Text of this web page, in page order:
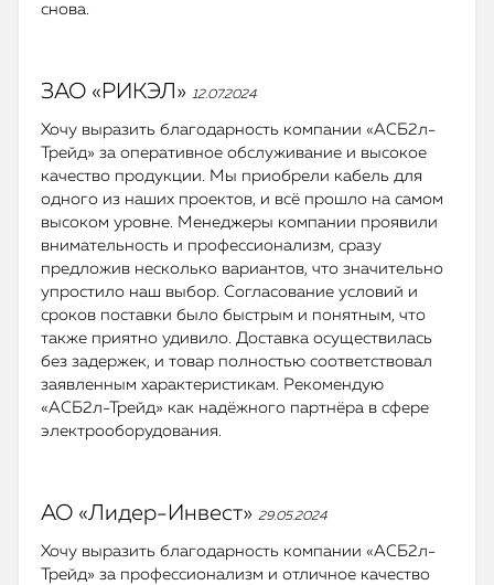
снова.
ЗАО «РИКЭЛ» 12.07.2024
Хочу выразить благодарность компании «АСБ2л-
Трейд» за оперативное обслуживание и высокое
качество продукции. Мы приобрели кабель для
одного из наших проектов, и всё прошло на самом
высоком уровне. Менеджеры компании проявили
внимательность и профессионализм, сразу
предложив несколько вариантов, что значительно
упростило наш выбор. Согласование условий и
сроков поставки было быстрым и понятным, что
также приятно удивило. Доставка осуществилась
без задержек, и товар полностью соответствовал
заявленным характеристикам. Рекомендую
«АСБ2л-Трейд» как надёжного партнёра в сфере
электрооборудования.
АО «Лидер-Инвест» 29.05.2024
Хочу выразить благодарность компании «АСБ2л-
Трейд» за профессионализм и отличное качество